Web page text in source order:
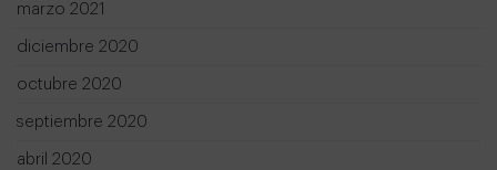
marzo 2021
diciembre 2020
octubre 2020
septiembre 2020
abril 2020